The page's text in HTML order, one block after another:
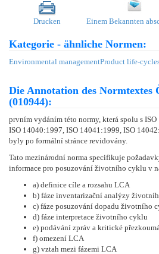
Drucken Einem Bekannten
Kategorie - ähnliche Normen:
Environmental managementProduct life-
Die Annotation des Normtextes
(010944):
prvním vydáním této normy, která spolu s
ISO 14040:1997, ISO 14041:1999, ISO
byly po formální stránce revidovány.
Tato mezinárodní norma specifikuje
informace pro posuzování životního cyklu v
a) definice cíle a rozsahu LCA
b) fáze inventarizační analýzy
c) fáze posuzování dopadu životního
d) fáze interpretace životního cyklu
e) podávání zpráv a kritické
f) omezení LCA
g) vztah mezi fázemi LCA